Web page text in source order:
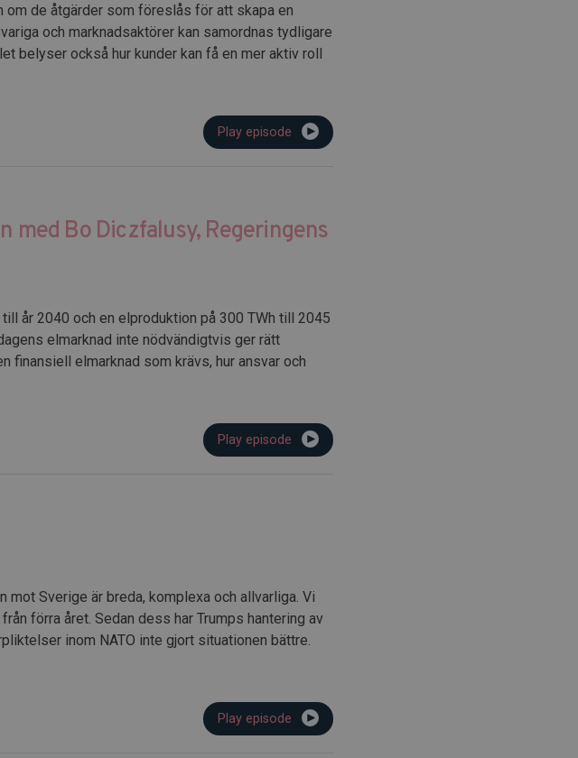
om de åtgärder som föreslås för att skapa en
och marknadsaktörer kan samordnas tydligare
belyser också hur kunder kan få en mer aktiv roll
Play episode
med Bo Diczfalusy, Regeringens
år 2040 och en elproduktion på 300 TWh till 2045
elmarknad inte nödvändigtvis ger rätt
finansiell elmarknad som krävs, hur ansvar och
Play episode
Sverige är breda, komplexa och allvarliga. Vi
förra året. Sedan dess har Trumps hantering av
inom NATO inte gjort situationen bättre.
Play episode